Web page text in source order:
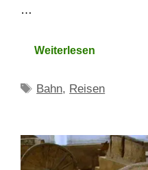
…
Weiterlesen
Schlagwörter
Bahn, Reisen